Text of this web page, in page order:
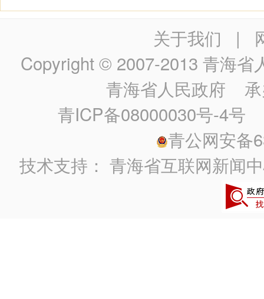
关于我们 |
Copyright © 2007-2013 青海省
青海省人民政府 承
青ICP备08000030号-4号
青公网安备
技术支持：青海省互联网新闻